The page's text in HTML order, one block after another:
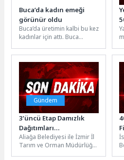
Buca’da kadın emeği
görünür oldu
Buca’da üretimin kalbi bu kez
kadınlar için attı. Buca
kurulan “Kadın Emeği
Pazarı”,...
Gündem
3’üncü Etap Damızlık
Dağıtımları
Gerçekleştirildi
Aliağa Belediyesi ile İzmir İl
Tarım ve Orman Müdürlüğü